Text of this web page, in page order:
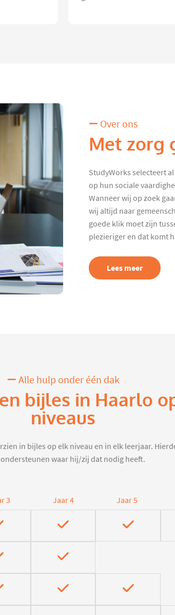
Over ons
Met zorg
StudyWorks selecteert
op hun sociale
Wanneer wij op zoek
wij altijd naar
goede klik moet zijn
plezieriger en dat komt
Lees meer
Alle hulp onder één dak
bijles in Haarlo
niveaus
in bijles op elk niveau en in elk leerjaar.
waar hij/zij dat nodig heeft.
3 Jaar 4 Jaar 5